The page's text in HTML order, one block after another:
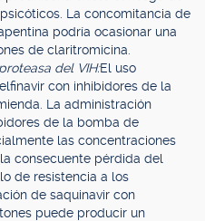
La concomitancia de
podría ocasionar una
de claritromicina.
del VIH:El uso
con inhibidores de la
La administración
de la bomba de
las concentraciones
consecuente pérdida del
de resistencia a los
de saquinavir con
puede producir un